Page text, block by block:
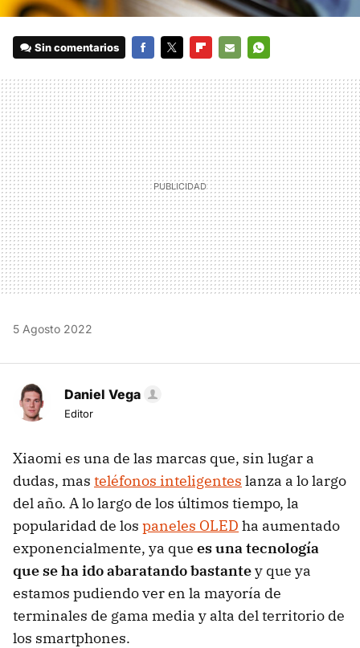
Sin comentarios
MAIL
5 Agosto 2022
Daniel Vega
Editor
Xiaomi es una de las marcas que, sin lugar a
dudas, mas teléfonos inteligentes lanza a lo largo
del año. A lo largo de los últimos tiempo, la
popularidad de los paneles OLED ha aumentado
exponencialmente, ya que es una tecnología
que se ha ido abaratando bastantey que ya
estamos pudiendo ver en la mayoría de
terminales de gama media y alta del territorio de
los smartphones.